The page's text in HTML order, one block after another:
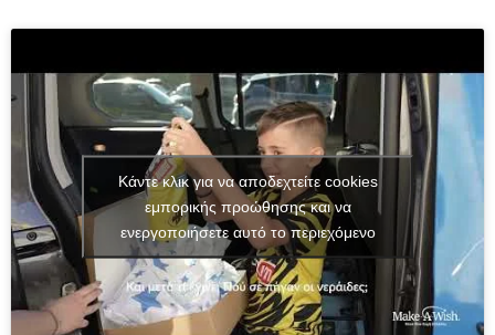
Κάντε κλικ για να αποδεχτείτε cookies
εμπορικής προώθησης και να
ενεργοποιήσετε αυτό το περιεχόμενο